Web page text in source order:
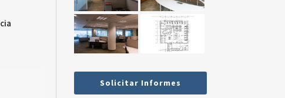
Solicitar Informes